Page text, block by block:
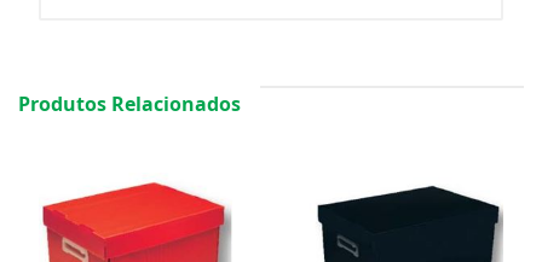
Produtos Relacionados